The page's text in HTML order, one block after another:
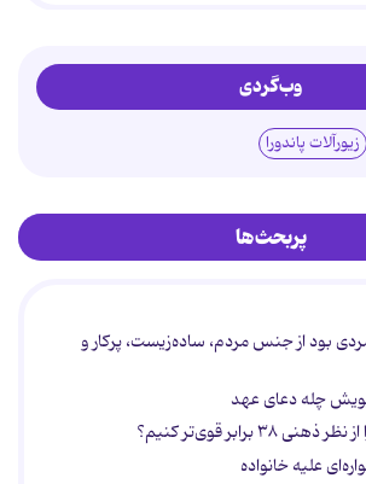
وب‌گردی
زیورآلات پاندورا
پربحث‌ها
بود از جنس مردم، ساده‌زیست، پرکار و
چله دعای عهد
برابر قوی‌تر کنیم؟